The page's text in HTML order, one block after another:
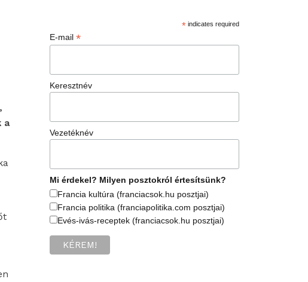
a
*indicates required
E-mail*
Keresztnév
Vezetéknév
Mi érdekel? Milyen posztokról értesítsünk?
Francia kultúra (franciacsok.hu posztjai)
Francia politika (franciapolitika.com posztjai)
Evés-ivás-receptek (franciacsok.hu posztjai)